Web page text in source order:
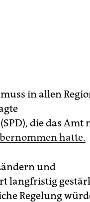
in allen
die das Amt
hatte.
und
langfristig
Regelung